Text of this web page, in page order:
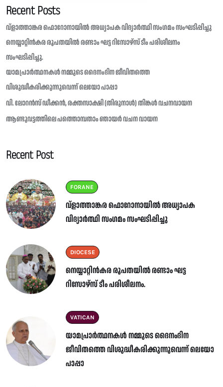
Recent Posts
വ്ളാത്താങ്കര ഫൊറോനായിൽ അധ്യാപക വിദ്യാർത്ഥി സംഗമം സംഘടിപ്പിച്ചു
നെയ്യാറ്റിൻകര രൂപതയിൽ രണ്ടാം ഘട്ട റിസോഴ്സ് ടീം പരിശീലനം
സംഘടിപ്പിച്ചു.
യാമപ്രാർത്ഥനകൾ നമ്മുടെ ദൈനംദിന ജീവിതത്തെ
വിശുദ്ധീകരിക്കുന്നുവെന്ന് ലെയോ പാപ്പാ
വി. ലോറൻസ് ഡീക്കൻ, രക്തസാക്ഷി (തിരുനാൾ) തിങ്കൾ വചനവായന
ആണ്ടുവട്ടത്തിലെ പത്തൊമ്പതാം ഞായർ വചന വായന
Recent Post
FORANE
വ്ളാത്താങ്കര ഫൊറോനായിൽ അധ്യാപക
വിദ്യാർത്ഥി സംഗമം സംഘടിപ്പിച്ചു
DIOCESE
നെയ്യാറ്റിൻകര രൂപതയിൽ രണ്ടാം ഘട്ട
റിസോഴ്സ് ടീം പരിശീലനം.
VATICAN
യാമപ്രാർത്ഥനകൾ നമ്മുടെ ദൈനംദിന
ജീവിതത്തെ വിശുദ്ധീകരിക്കുന്നുവെന്ന് ലെയോ
പാപ്പാ